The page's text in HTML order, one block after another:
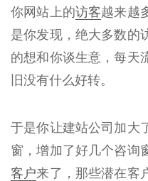
你网站上的访客越来越
是你发现，绝大多数的
的想和你谈生意，每天
旧没有什么好转。
于是你让建站公司加大
窗，增加了好几个咨询
客户来了，那些潜在客